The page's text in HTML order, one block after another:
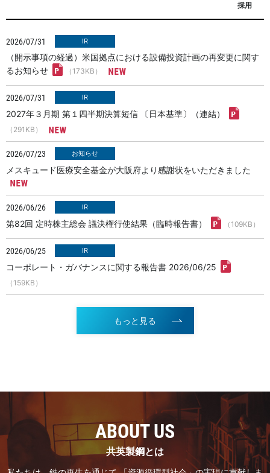
採用
2026/07/31
（開示事項の経過）米国拠点における設備投資計画の再変更に関す
るお知らせ
（173KB）
2026/07/31
2027年３月期 第１四半期決算短信 〔日本基準〕（連結）
（291KB）
2026/07/23
メスキュード医療安全基金が大阪府より感謝状をいただきました
2026/06/26
第82回 定時株主総会 議決権行使結果（臨時報告書） （109KB）
2026/06/25
コーポレート・ガバナンスに関する報告書 2026/06/25
（159KB）
もっと見る
ABOUT US
共英製鋼とは